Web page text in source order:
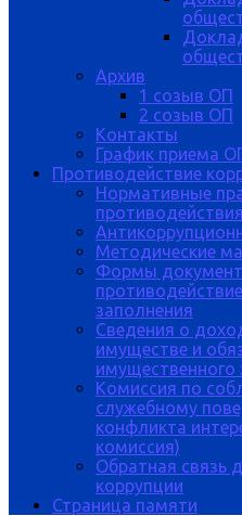
Архив
1 созыв ОП
2 созыв ОП
Контакты
График приема
Противодействие
Нормативные
Методические
Формы
заполнения
Сведения о
имуществе и
имущественного
Комиссия по
служебному
конфликта
комиссия)
Обратная связь
коррупции
Страница памяти